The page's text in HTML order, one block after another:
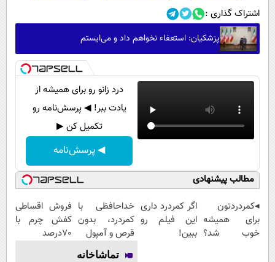
اشتراک گذاری :
پزشکیان: استعفاء نخواهم داد و می‌ایستم
درد زانو رو برای همیشه از
یادت ببر! ◀ پرسش‌نامه رو
تکمیل کن ▶
◀ پرسش‌نامه
مطالب پیشنهادی
◂کمردردتون
برای همیشه
خوب شد؟
اگر کمردرد داری
این فیلم رو
ببین!
خداحافظی با
کمردرد، بدون
قرص و آمپول
فروش اقساطی
کفش چرم با
70درصد
تماشاخانه